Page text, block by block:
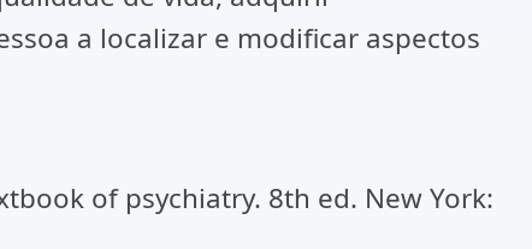
a localizar e modificar aspectos
of psychiatry. 8th ed. New York: